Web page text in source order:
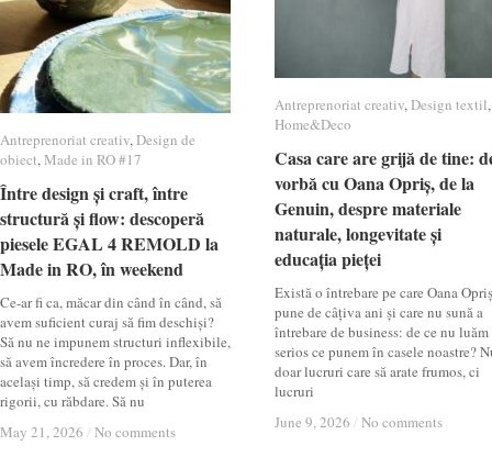
Antreprenoriat creativ,Design textil,
Home&Deco
Casa care are grijă de tine:
vorbă cu Oana Opriș, de la
Genuin, despre materiale
naturale, longevitate și
educația pieței
Există o întrebare pe care Oana
pune de câțiva ani și care nu sună a
întrebare de business: de ce nu
serios ce punem în casele noastre?
doar lucruri care să arate frumos, ci
lucruri
June 9, 2026 / No comments
Antreprenoriat creativ Design textil
Home&Deco
Casa care are grijă de tine:
vorbă cu Oana Opriș, de la
Genuin, despre materiale
naturale, longevitate și
educația pieței
June 9, 2026 / No comments
Antreprenoriat creativ,Design de
obiect,Made in RO #17
Între design și craft, între
structură și flow: descoperă
piesele EGAL 4 REMOLD la
Made in RO, în weekend
Ce-ar fi ca, măcar din când în când, să
avem suficient curaj să fim deschiși?
Să nu ne impunem structuri inflexibile,
să avem încredere în proces. Dar, în
același timp, să credem și în puterea
rigorii, cu răbdare. Să nu
May 21, 2026 / No comments
Antreprenoriat creativ Design de
obiect Made in RO #17
Între design și craft, între
structură și flow: descoperă
piesele EGAL 4 REMOLD la
Made in RO, în weekend
May 21, 2026 / No comments